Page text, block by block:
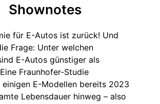
Shownotes
für E-Autos ist zurück! Und
Frage: Unter welchen
E-Autos günstiger als
Fraunhofer-Studie
einigen E-Modellen bereits 2023
Lebensdauer hinweg – also